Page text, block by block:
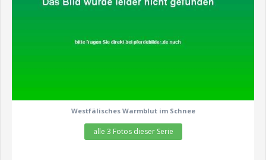
Westfälisches Warmblut im Schnee
alle 3 Fotos dieser Serie